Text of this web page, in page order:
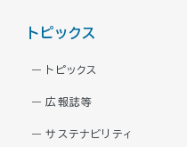
トピックス
トピックス
広報誌等
サステナビリティ